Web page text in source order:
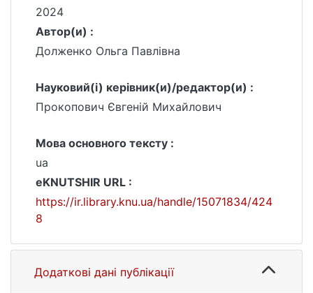
2024
Автор(и) :
Долженко Ольга Павлівна
Науковий(і) керівник(и)/редактор(и) :
Прокопович Євгеній Михайлович
Мова основного тексту :
ua
eKNUTSHIR URL :
https://ir.library.knu.ua/handle/15071834/424
8
Додаткові дані публікації